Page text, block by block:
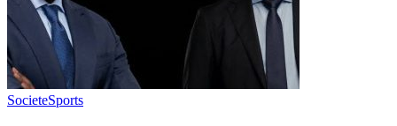
SocieteSports